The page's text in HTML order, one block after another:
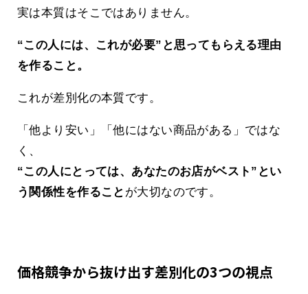
実は本質はそこではありません。
“この人には、これが必要”と思ってもらえる理由
を作ること。
これが差別化の本質です。
「他より安い」「他にはない商品がある」ではな
く、
“この人にとっては、あなたのお店がベスト”とい
う関係性を作ること が大切なのです。
価格競争から抜け出す差別化の3つの視点